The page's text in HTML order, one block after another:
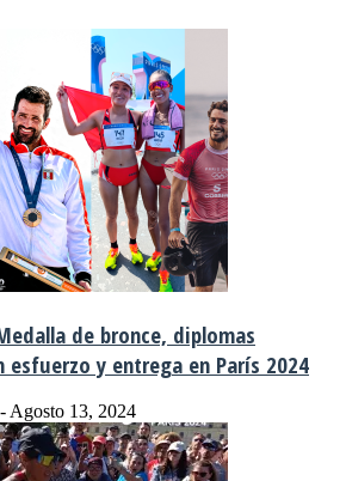
de bronce, diplomas
y entrega en París 2024
- Agosto 13, 2024